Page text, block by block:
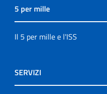
5 per mille
Il 5 per mille e l'ISS
SERVIZI